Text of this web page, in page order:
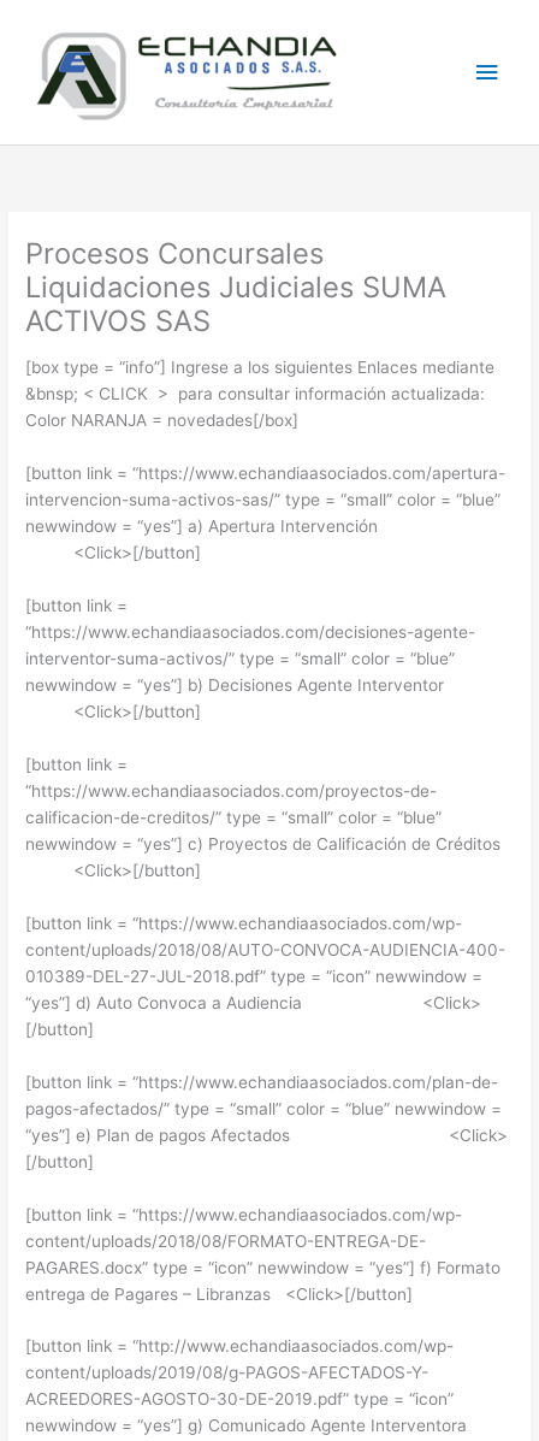
content
Procesos Concursales
Liquidaciones Judiciales SUMA
ACTIVOS SAS
[box type = “info”] Ingrese a los siguientes Enlaces mediante
&bnsp; < CLICK > para consultar información actualizada:
Color NARANJA = novedades[/box]
[button link = “https://www.echandiaasociados.com/apertura-
intervencion-suma-activos-sas/” type = “small” color = “blue”
newwindow = “yes”] a) Apertura Intervención
<Click>[/button]
[button link =
“https://www.echandiaasociados.com/decisiones-agente-
interventor-suma-activos/” type = “small” color = “blue”
newwindow = “yes”] b) Decisiones Agente Interventor
<Click>[/button]
[button link =
“https://www.echandiaasociados.com/proyectos-de-
calificacion-de-creditos/” type = “small” color = “blue”
newwindow = “yes”] c) Proyectos de Calificación de Créditos
<Click>[/button]
[button link = “https://www.echandiaasociados.com/wp-
content/uploads/2018/08/AUTO-CONVOCA-AUDIENCIA-400-
010389-DEL-27-JUL-2018.pdf” type = “icon” newwindow =
“yes”] d) Auto Convoca a Audiencia <Click>
[/button]
[button link = “https://www.echandiaasociados.com/plan-de-
pagos-afectados/” type = “small” color = “blue” newwindow =
“yes”] e) Plan de pagos Afectados <Click>
[/button]
[button link = “https://www.echandiaasociados.com/wp-
content/uploads/2018/08/FORMATO-ENTREGA-DE-
PAGARES.docx” type = “icon” newwindow = “yes”] f) Formato
entrega de Pagares – Libranzas <Click>[/button]
[button link = “http://www.echandiaasociados.com/wp-
content/uploads/2019/08/g-PAGOS-AFECTADOS-Y-
ACREEDORES-AGOSTO-30-DE-2019.pdf” type = “icon”
newwindow = “yes”] g) Comunicado Agente Interventora